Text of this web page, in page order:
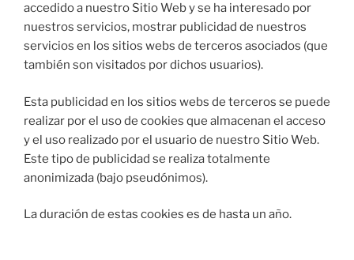
accedido a nuestro Sitio Web y se ha interesado por
nuestros servicios, mostrar publicidad de nuestros
servicios en los sitios webs de terceros asociados (que
también son visitados por dichos usuarios).
Esta publicidad en los sitios webs de terceros se puede
realizar por el uso de cookies que almacenan el acceso
y el uso realizado por el usuario de nuestro Sitio Web.
Este tipo de publicidad se realiza totalmente
anonimizada (bajo pseudónimos).
La duración de estas cookies es de hasta un año.